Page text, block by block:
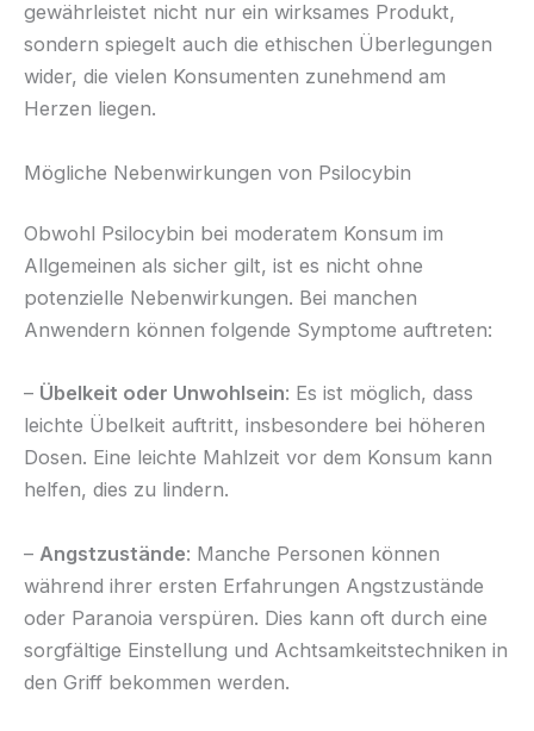
gewährleistet nicht nur ein wirksames Produkt,
sondern spiegelt auch die ethischen Überlegungen
wider, die vielen Konsumenten zunehmend am
Herzen liegen.
Mögliche Nebenwirkungen von Psilocybin
Obwohl Psilocybin bei moderatem Konsum im
Allgemeinen als sicher gilt, ist es nicht ohne
potenzielle Nebenwirkungen. Bei manchen
Anwendern können folgende Symptome auftreten:
– Übelkeit oder Unwohlsein: Es ist möglich, dass
leichte Übelkeit auftritt, insbesondere bei höheren
Dosen. Eine leichte Mahlzeit vor dem Konsum kann
helfen, dies zu lindern.
– Angstzustände: Manche Personen können
während ihrer ersten Erfahrungen Angstzustände
oder Paranoia verspüren. Dies kann oft durch eine
sorgfältige Einstellung und Achtsamkeitstechniken in
den Griff bekommen werden.